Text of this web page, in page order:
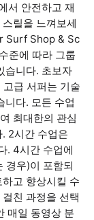
서 안전하고 재
릴을 느껴보세
Surf Shop & Sc
준에 따라 그룹
습니다. 초보자
급 서퍼는 기술
니다. 모든 수업
최대한의 관심
2시간 수업은
. 4시간 수업에
경우)이 포함되
고 향상시킬 수
친 과정을 선택
매일 동영상 분